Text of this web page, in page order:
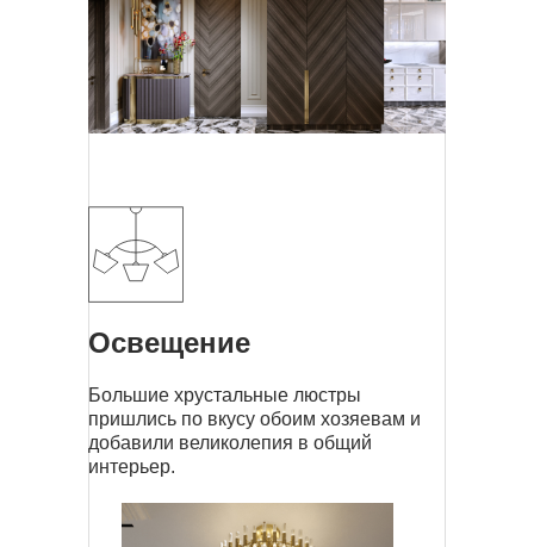
Большие хрустальные люстры
пришлись по вкусу обоим хозяевам и
добавили великолепия в общий
интерьер.
Освещение